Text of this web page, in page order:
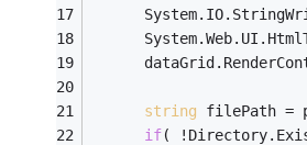
string filePath =
if(